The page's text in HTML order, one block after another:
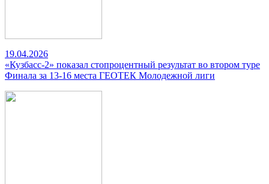
19.04.2026
«Кузбасс-2» показал стопроцентный результат во втором туре
Финала за 13-16 места ГЕОТЕК Молодежной лиги